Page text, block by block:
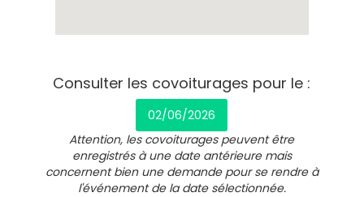
Consulter les covoiturages pour le :
02/06/2026
Attention, les covoiturages peuvent être
enregistrés à une date antérieure mais
concernent bien une demande pour se rendre à
l'événement de la date sélectionnée.